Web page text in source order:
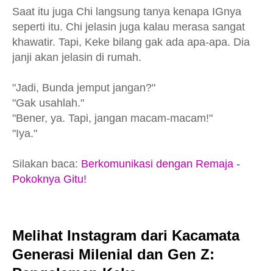
Saat itu juga Chi langsung tanya kenapa IGnya
seperti itu. Chi jelasin juga kalau merasa sangat
khawatir. Tapi, Keke bilang gak ada apa-apa. Dia
janji akan jelasin di rumah.
"Jadi, Bunda jemput jangan?"
"Gak usahlah."
"Bener, ya. Tapi, jangan macam-macam!"
"Iya."
Silakan baca: Berkomunikasi dengan Remaja -
Pokoknya Gitu!
Melihat Instagram dari Kacamata
Generasi Milenial dan Gen Z: